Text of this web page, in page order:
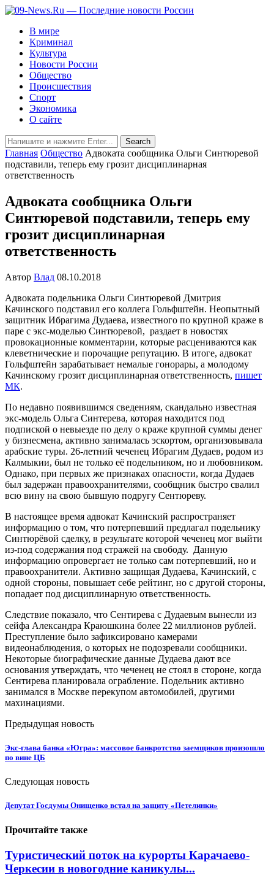
В мире
Криминал
Культура
Новости России
Общество
Происшествия
Спорт
Экономика
О сайте
Главная Общество Адвоката сообщника Ольги Синтюревой
подставили, теперь ему грозит дисциплинарная
ответственность
Адвоката сообщника Ольги
Синтюревой подставили, теперь ему
грозит дисциплинарная
ответственность
Автор Влад 08.10.2018
Адвоката подельника Ольги Синтюревой Дмитрия
Качинского подставил его коллега Гольфштейн. Неопытный
защитник Ибрагима Дудаева, известного по крупной краже в
паре с экс-моделью Синтюревой, раздает в новостях
провокационные комментарии, которые расцениваются как
клеветнические и порочащие репутацию. В итоге, адвокат
Гольфштейн зарабатывает немалые гонорары, а молодому
Качинскому грозит дисциплинарная ответственность, пишет
МК.
По недавно появившимся сведениям, скандально известная
экс-модель Ольга Синтерева, которая находится под
подпиской о невыезде по делу о краже крупной суммы денег
у бизнесмена, активно занималась эскортом, организовывала
арабские туры. 26-летний чеченец Ибрагим Дудаев, родом из
Калмыкии, был не только её подельником, но и любовником.
Однако, при первых же признаках опасности, когда Дудаев
был задержан правоохранителями, сообщник быстро свалил
всю вину на свою бывшую подругу Сентюреву.
В настоящее время адвокат Качинский распространяет
информацию о том, что потерпевший предлагал подельнику
Синтюрёвой сделку, в результате которой чеченец мог выйти
из-под содержания под стражей на свободу. Данную
информацию опровергает не только сам потерпевший, но и
правоохранители. Активно защищая Дудаева, Качинский, с
одной стороны, повышает себе рейтинг, но с другой стороны,
попадает под дисциплинарную ответственность.
Следствие показало, что Сентирева с Дудаевым вынесли из
сейфа Александра Краюшкина более 22 миллионов рублей.
Преступление было зафиксировано камерами
видеонаблюдения, о которых не подозревали сообщники.
Некоторые биографические данные Дудаева дают все
основания утверждать, что чеченец не стоял в стороне, когда
Сентирева планировала ограбление. Подельник активно
занимался в Москве перекупом автомобилей, другими
махинациями.
Предыдущая новость
Экс-глава банка «Югра»: массовое банкротство заемщиков произошло
по вине ЦБ
Следующая новость
Депутат Госдумы Онищенко встал на защиту «Петелинки»
Прочитайте также
Туристический поток на курорты Карачаево-
Черкесии в новогодние каникулы...